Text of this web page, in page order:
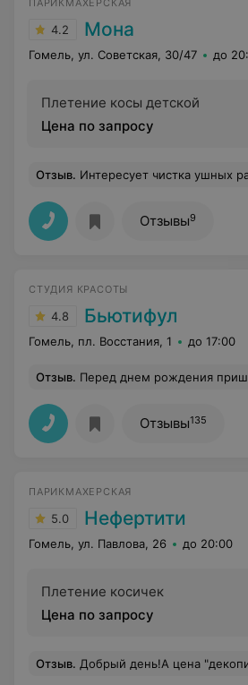
ПАРИКМАХЕРСКАЯ
4.2 Мона
Гомель, ул. Советская, 30/47 до
Плетение косы детской
Цена по запросу
Отзыв. Интересует чистка ушных раковин от угрей.
Отзывы9
СТУДИЯ КРАСОТЫ
4.8 Бьютифул
Гомель, пл. Восстания, 1 до 17:00
Отзыв. Перед днем рождения пришла в салон на маникюр первый раз.
Отзывы135
ПАРИКМАХЕРСКАЯ
5.0 Нефертити
Гомель, ул. Павлова, 26 до 20:00
Плетение косичек
Цена по запросу
Отзыв. Добрый день!А цена